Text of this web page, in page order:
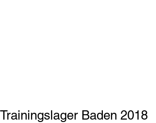
Trainingslager Baden 2018